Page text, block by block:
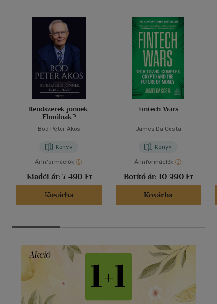
Rendszerek jönnek.
Elmúlnak?
Bod Péter Ákos
Könyv
Árinformációk
Kiadói ár: 7 490 Ft
Kosárba
Fintech Wars
James Da Costa
Könyv
Árinformációk
Borító ár: 10 990 Ft
Kosárba